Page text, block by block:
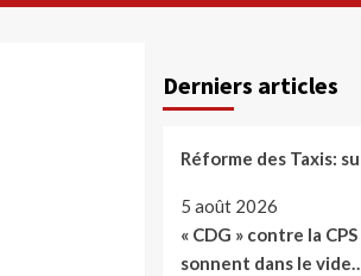
Derniers articles
Réforme des Taxis:
5 août 2026
« CDG » contre la
sonnent dans le